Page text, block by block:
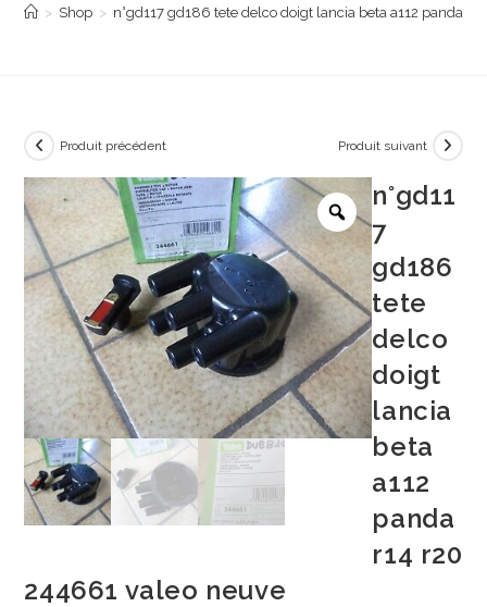
> Shop > n°gd117 gd186 tete delco doigt lancia beta a112 panda
Produit précédent Produit suivant
n°gd11
7
gd186
tete
delco
doigt
lancia
beta
a112
panda
r14 r20
244661 valeo neuve